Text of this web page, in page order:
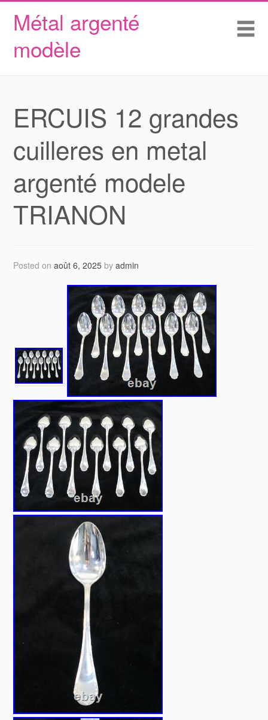
Métal argenté
modèle
Skip to content
Accueil
Conditions d’utilisation
ERCUIS 12 grandes
cuilleres en metal
argenté modele
TRIANON
Posted onaoût 6, 2025 byadmin